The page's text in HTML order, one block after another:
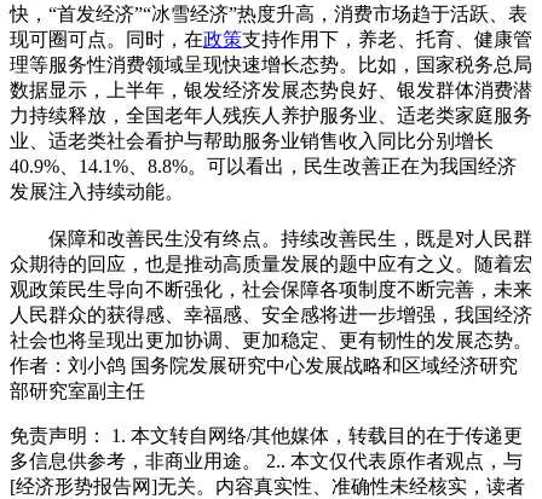
快，“首发经济”“冰雪经济”热度升高，消费市场趋于活跃、表
现可圈可点。同时，在政策支持作用下，养老、托育、健康管
理等服务性消费领域呈现快速增长态势。比如，国家税务总局
数据显示，上半年，银发经济发展态势良好、银发群体消费潜
力持续释放，全国老年人残疾人养护服务业、适老类家庭服务
业、适老类社会看护与帮助服务业销售收入同比分别增长
40.9%、14.1%、8.8%。可以看出，民生改善正在为我国经济
发展注入持续动能。
保障和改善民生没有终点。持续改善民生，既是对人民群
众期待的回应，也是推动高质量发展的题中应有之义。随着宏
观政策民生导向不断强化，社会保障各项制度不断完善，未来
人民群众的获得感、幸福感、安全感将进一步增强，我国经济
社会也将呈现出更加协调、更加稳定、更有韧性的发展态势。
作者：刘小鸽 国务院发展研究中心发展战略和区域经济研究
部研究室副主任
免责声明： 1. 本文转自网络/其他媒体，转载目的在于传递更
多信息供参考，非商业用途。 2.. 本文仅代表原作者观点，与
[经济形势报告网]无关。内容真实性、准确性未经核实，读者